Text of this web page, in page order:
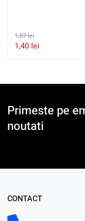
1,87lei
1,40 lei
Primeste pe
noutati
CONTACT